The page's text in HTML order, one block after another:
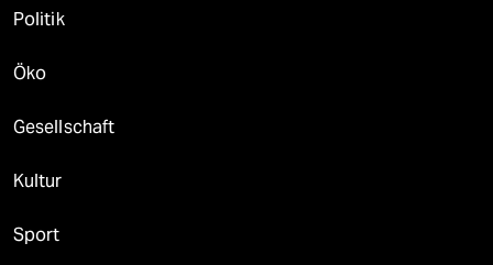
Politik
Öko
Gesellschaft
Kultur
Sport